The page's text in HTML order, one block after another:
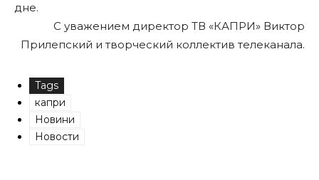
дне.
С уважением директор ТВ «КАПРИ» Виктор
Прилепский и творческий коллектив телеканала.
Tags
капри
Новини
Новости